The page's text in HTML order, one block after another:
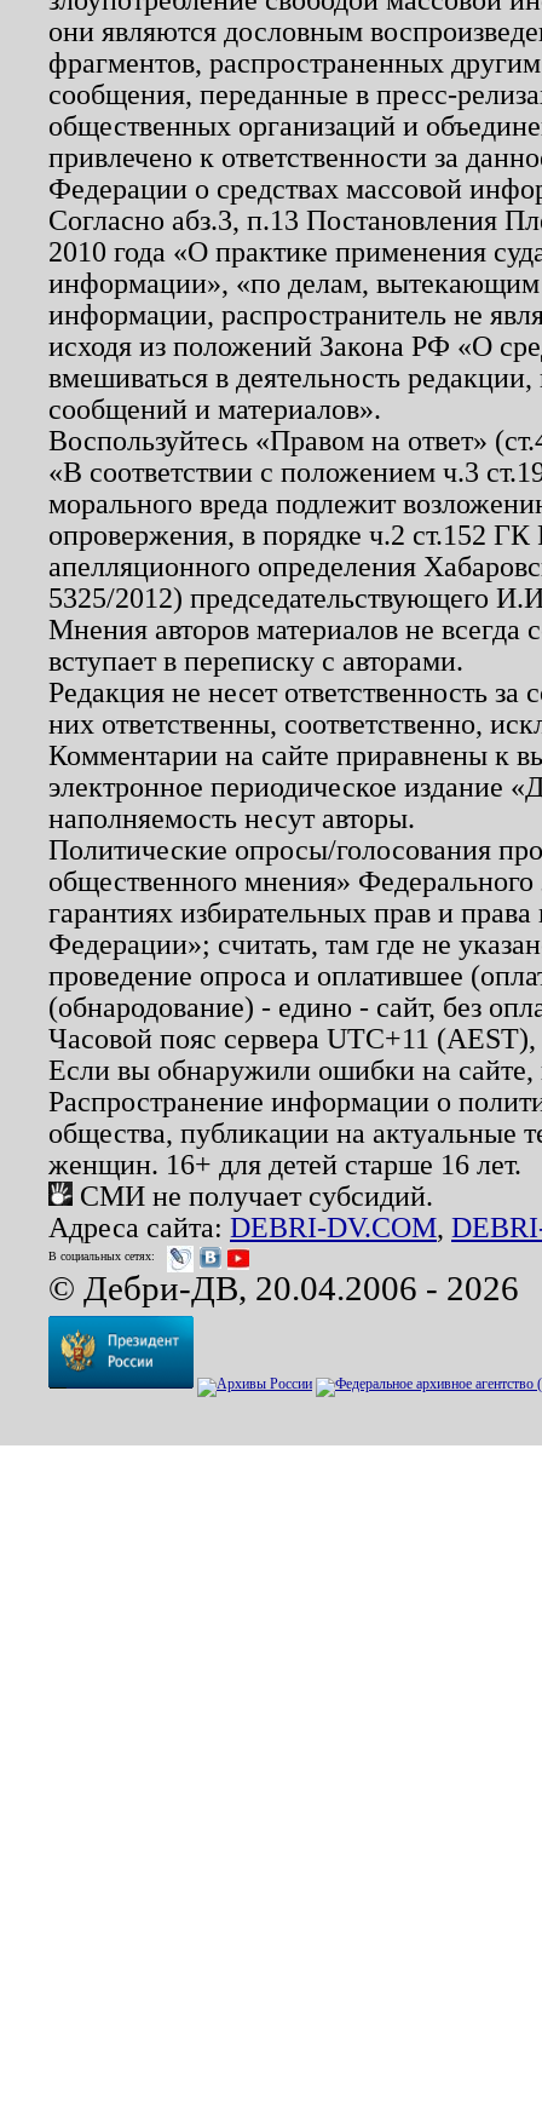
они являются дословным
фрагментов, распространенных
сообщения, переданные в пресс-
общественных организаций и
привлечено к ответственности за
Федерации о средствах массовой
Согласно абз.3, п.13 Постановления
2010 года «О практике применения
информации», «по делам, вытекающим
информации, распространитель не
исходя из положений Закона РФ «О
вмешиваться в деятельность
сообщений и материалов».
Воспользуйтесь «Правом на ответ»
«В соответствии с положением ч.3
морального вреда подлежит
опровержения, в порядке ч.2 ст.152
апелляционного определения
5325/2012) председательствующего
Мнения авторов материалов не
вступает в переписку с авторами.
Редакция не несет ответственность
них ответственны, соответственно,
Комментарии на сайте приравнены к
электронное периодическое издание
наполняемость несут авторы.
Политические опросы/голосования
общественного мнения»
гарантиях избирательных прав и
Федерации»; считать, там где не
проведение опроса и оплатившее
(обнародование) - едино - сайт, без
Часовой пояс сервера UTC+11
Если вы обнаружили ошибки на
Распространение информации о
общества, публикации на актуальные
женщин. 16+ для детей старше 16 лет.
СМИ не получает субсидий.
Адреса сайта: DEBRI-DV.COM,
В социальных сетях:
© Дебри-ДВ, 20.04.2006 - 2026